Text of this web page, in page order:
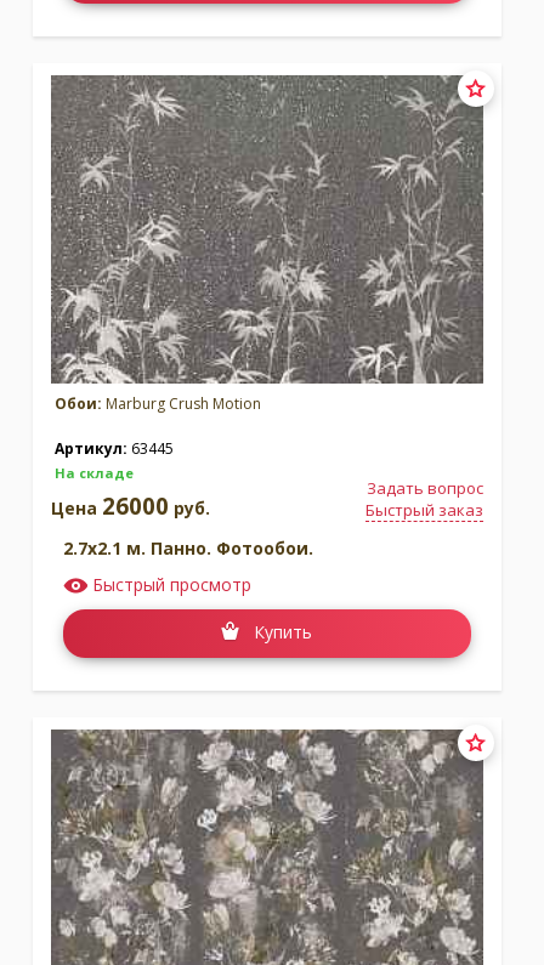
Обои: Marburg Crush Motion
Артикул: 63445
На складе
Задать вопрос
Быстрый заказ
Цена 26000 руб.
2.7x2.1 м. Панно. Фотообои.
Быстрый просмотр
Купить